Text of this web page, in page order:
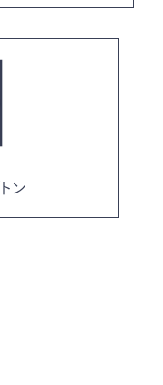
ン